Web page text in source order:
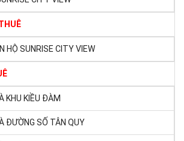
HỘ SUNRISE CITY VIEW
KHU KIỀU ĐÀM
ĐƯỜNG SỐ TÂN QUY